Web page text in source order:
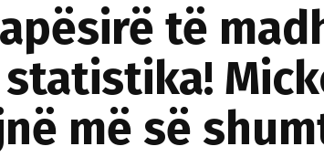
të
më së